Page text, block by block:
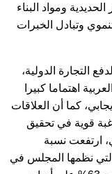
ومواد البناء
وتبادل الخبرات
التجارة الدولية،
اهتماما كبيرا
كما أن العلاقات
قوية في تحقيق
ارتفعت نسبة
نظمها المجلس في